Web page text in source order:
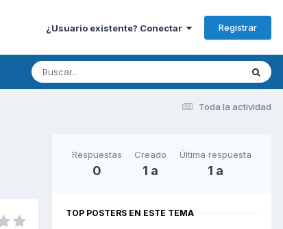
¿Usuario existente? Conectar Registrar
Toda la actividad
Respuestas
0
Creado
1 a
Última respuesta
1 a
TOP POSTERS EN ESTE TEMA